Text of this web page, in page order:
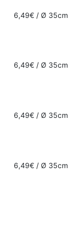
6,49€ / Ø 35cm
6,49€ / Ø 35cm
6,49€ / Ø 35cm
6,49€ / Ø 35cm